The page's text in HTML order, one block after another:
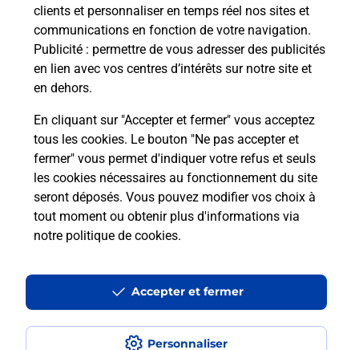
clients et personnaliser en temps réel nos sites et
communications en fonction de votre navigation.
Publicité : permettre de vous adresser des publicités
en lien avec vos centres d’intérêts sur notre site et
en dehors.
En cliquant sur "Accepter et fermer" vous acceptez
tous les cookies. Le bouton "Ne pas accepter et
fermer" vous permet d'indiquer votre refus et seuls
les cookies nécessaires au fonctionnement du site
seront déposés. Vous pouvez modifier vos choix à
tout moment ou obtenir plus d'informations via
notre politique de cookies.
Personnaliser
Accepter et fermer
Questions fréquemment posées
Est-ce que je peux garder mon
numéro de mobile gratuitement ?
Est-ce que je peux bénéficier de la 5G
avec La Poste Mobile ?
Est-ce que je peux utiliser mon forfait
à l’étranger avec La Poste Mobile ?
Est-ce que je peux payer mon iPhone